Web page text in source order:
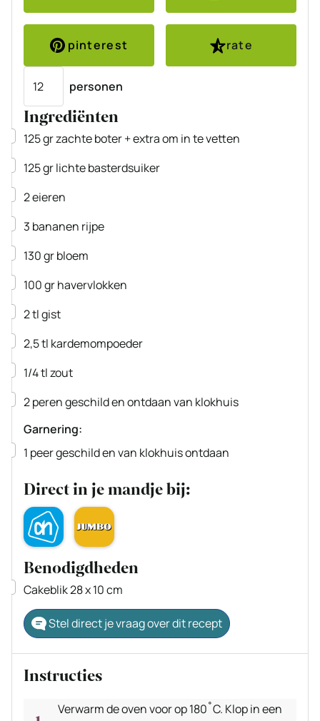
pinterest
rate
personen
Ingrediënten
▢
125grzachte boter+ extra om in te vetten
▢
125grlichte basterdsuiker
▢
2eieren
▢
3 bananen rijpe
▢
130grbloem
▢
100grhavervlokken
▢
2tlgist
▢
2,5tl kardemompoeder
▢
1/4tlzout
▢
2perengeschild en ontdaan van klokhuis
Garnering:
▢
1 peergeschild en van klokhuis ontdaan
Direct in je mandje bij:
Benodigdheden
▢
Cakeblik 28 x 10 cm
Stel direct je vraag over dit recept
Instructies
Verwarm de oven voor op 180˚C. Klop in een